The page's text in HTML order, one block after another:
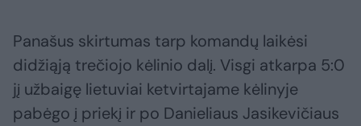
Panašus skirtumas tarp komandų laikėsi
didžiąją trečiojo kėlinio dalį. Visgi atkarpa 5:0
jį užbaigę lietuviai ketvirtajame kėlinyje
pabėgo į priekį ir po Danieliaus Jasikevičiaus